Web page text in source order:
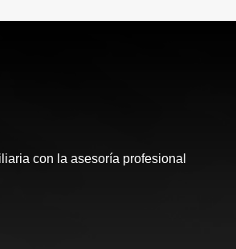
con la asesoría profesional